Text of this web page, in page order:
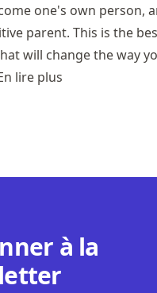
one's own person,
parent. This is the
will change the way
lire plus
à la